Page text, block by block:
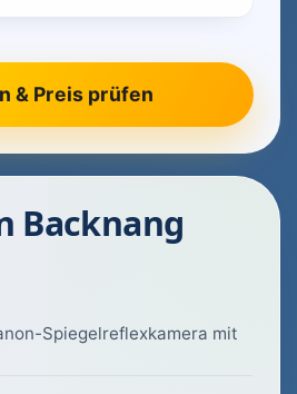
Backnang
Spiegelreflexkamera mit